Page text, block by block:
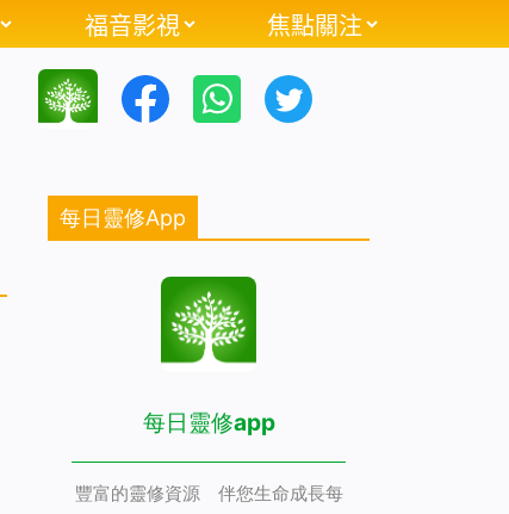
福音影視 焦點關注
每日靈修App
每日靈修app
豐富的靈修資源 伴您生命成長每